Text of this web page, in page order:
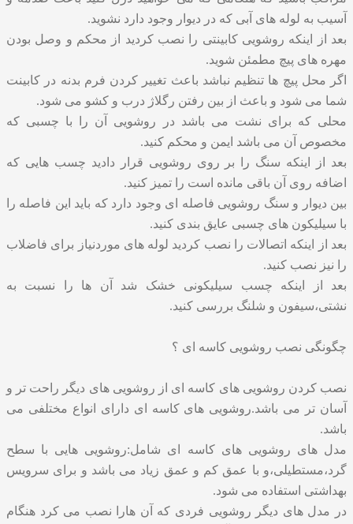
آسیب به لوله های آبی که در دیوار وجود دارد نشوید.
بعد از اینکه روشویی کابینتی را نصب کردید از محکم و وصل بودن
مهره های پیچ مطمئن شوید.
اگر محل پیچ ها تنظیم نباشد باعث تغییر کردن فرم بدنه در کابینت
شما می شود و باعث از بین رفتن رگلاژ درب و کشو می شود.
محلی که برای نشت می باشد در روشویی آن را با چسبی که
مخصوص آن می باشد ایمن و محکم کنید.
بعد از اینکه سنگ را بر روی روشویی قرار دادید چسب هایی که
اضافه روی آن باقی مانده است را تمیز کنید.
بین دیوار و سنگ روشویی فاصله ای وجود دارد که باید این فاصله را
با سیلیکون های چسبی عایق بندی کنید.
بعد از اینکه اتصالات را نصب کردید لوله های موردنیاز برای فاضلاب
را نیز نصب کنید.
بعد از اینکه چسب سیلیکونی خشک شد آن ها را نسبت به
نشتی،سیفون و شلنگ بررسی کنید.
چگونگی نصب روشویی کاسه ای ؟
نصب کردن روشویی های کاسه ای از روشویی های دیگر راحت تر و
آسان تر می باشد.روشویی های کاسه ای دارای انواع مختلفی می
باشد.
مدل های روشویی های کاسه ای شامل:روشویی هایی با سطح
گرد،مستطیلی،و با عمق کم و عمق زیاد می باشد و برای سرویس
بهداشتی استفاده می شود.
در مدل های دیگر روشویی فردی که آن هارا نصب می کرد هنگام